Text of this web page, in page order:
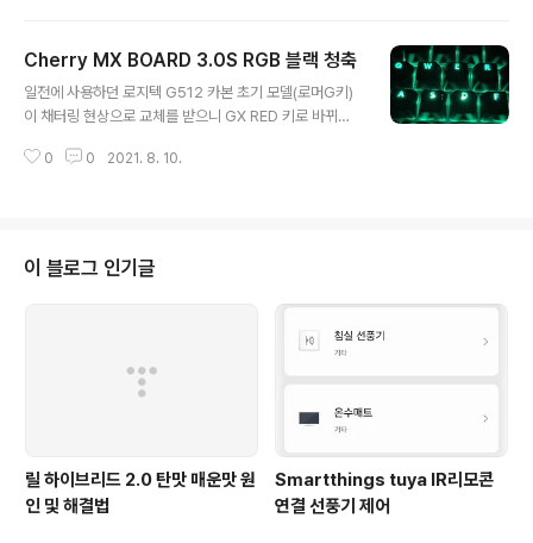
슨 알리 마냥 비닐 봉투에 담겨져 온건 충격과 공포 였으나
제품에 문제가 있을까 동영상도 찍어 놨지만 이상 없다 좌
측 기존 삼성 메모리 2666 짜리를 3200으로 오버해서
0에 CL16 먹였을때 특이한건 A300 은 오버를 지원 하지
Cherry MX BOARD 3.0S RGB 블랙 청축
일전에 사용하던 로지텍 G512 카본 초기 모델(로머G키)
이 채터링 현상으로 교체를 받으니 GX RED 키로 바뀌었
겨진다 a/s 만료를 10일 앞두고 a/s를 받았다 그리고 팔았
y mx board 3.0s rgb 청축 클릭키다 집에서 뭐라 할 사
람 없이 쓰는거니 좀 시끄러우면 어떤가 회사에서 쓰면 뒷
통수 조심하자 일전에 쓰던 G512와 사이즈가 똑같던 손목
거치대 인데 약 1.5cm 가량 더 길다 크게 거슬리지 않으니
계속 쓰도록 한다 흰색이 훨씬 이쁘지만 검정색을 선택한
0 0 2021. 8. 10.
이 블로그 인기글
릴 하이브리드 2.0 탄맛 매운맛 원
인 및 해결법
Smartthings tuya IR리모콘
연결 선풍기 제어